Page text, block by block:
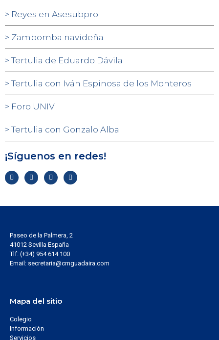
Reyes en Asesubpro
Zambomba navideña
Tertulia de Eduardo Dávila
Tertulia con Iván Espinosa de los Monteros
Foro UNIV
Tertulia con Gonzalo Alba
¡Síguenos en redes!
Paseo de la Palmera, 2
41012 Sevilla España
Tlf: (+34) 954 614 100
Email: secretaria@cmguadaira.com
Mapa del sitio
Colegio
Información
Servicios